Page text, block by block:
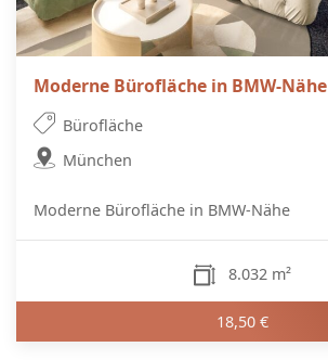
Moderne Bürofläche in BMW-Nähe
Bürofläche
München
Moderne Bürofläche in BMW-Nähe
8.032 m²
18,50 €